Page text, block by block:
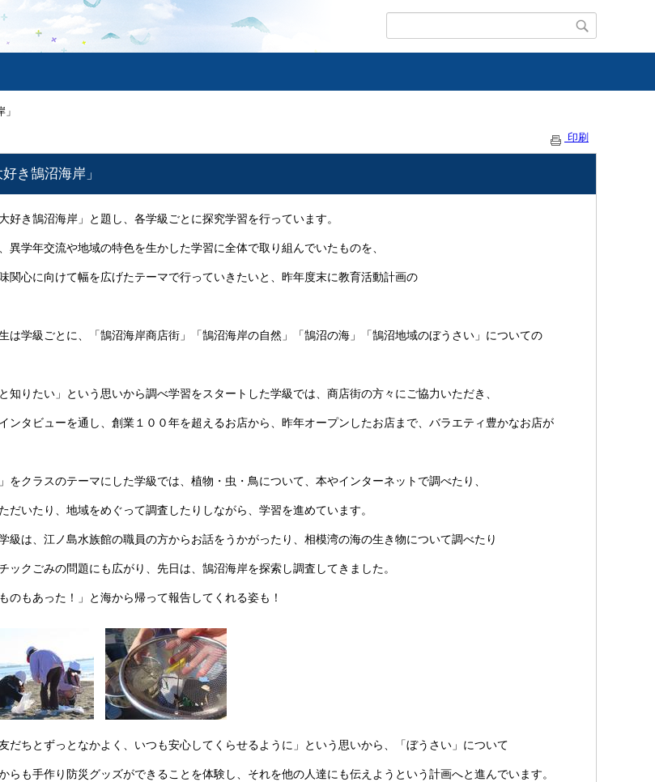
印刷
き鵠沼海岸」
き鵠沼海岸」と題し、各学級ごとに探究学習を行っています。
学年交流や地域の特色を生かした学習に全体で取り組んでいたものを、
関心に向けて幅を広げたテーマで行っていきたいと、昨年度末に教育活動計画の
学級ごとに、「鵠沼海岸商店街」「鵠沼海岸の自然」「鵠沼の海」「鵠沼地域のぼうさい」についての
りたい」という思いから調べ学習をスタートした学級では、商店街の方々にご協力いただき、
ンタビューを通し、創業１００年を超えるお店から、昨年オープンしたお店まで、バラエティ豊かなお店が
クラスのテーマにした学級では、植物・虫・鳥について、本やインターネットで調べたり、
だいたり、地域をめぐって調査したりしながら、学習を進めています。
は、江ノ島水族館の職員の方からお話をうかがったり、相模湾の海の生き物について調べたり
ックごみの問題にも広がり、先日は、鵠沼海岸を探索し調査してきました。
のもあった！」と海から帰って報告してくれる姿も！
だちとずっとなかよく、いつも安心してくらせるように」という思いから、「ぼうさい」について
らも手作り防災グッズができることを体験し、それを他の人達にも伝えようという計画へと進んでいます。